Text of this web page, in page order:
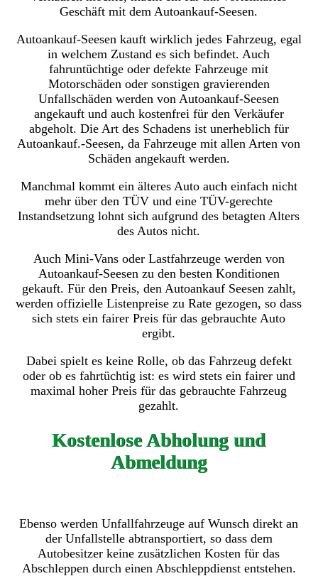
Geschäft mit dem Autoankauf-Seesen.
Autoankauf-Seesen kauft wirklich jedes Fahrzeug, egal
in welchem Zustand es sich befindet. Auch
fahruntüchtige oder defekte Fahrzeuge mit
Motorschäden oder sonstigen gravierenden
Unfallschäden werden von Autoankauf-Seesen
angekauft und auch kostenfrei für den Verkäufer
abgeholt. Die Art des Schadens ist unerheblich für
Autoankauf.-Seesen, da Fahrzeuge mit allen Arten von
Schäden angekauft werden.
Manchmal kommt ein älteres Auto auch einfach nicht
mehr über den TÜV und eine TÜV-gerechte
Instandsetzung lohnt sich aufgrund des betagten Alters
des Autos nicht.
Auch Mini-Vans oder Lastfahrzeuge werden von
Autoankauf-Seesen zu den besten Konditionen
gekauft. Für den Preis, den Autoankauf Seesen zahlt,
werden offizielle Listenpreise zu Rate gezogen, so dass
sich stets ein fairer Preis für das gebrauchte Auto
ergibt.
Dabei spielt es keine Rolle, ob das Fahrzeug defekt
oder ob es fahrtüchtig ist: es wird stets ein fairer und
maximal hoher Preis für das gebrauchte Fahrzeug
gezahlt.
Kostenlose Abholung und
Abmeldung
Ebenso werden Unfallfahrzeuge auf Wunsch direkt an
der Unfallstelle abtransportiert, so dass dem
Autobesitzer keine zusätzlichen Kosten für das
Abschleppen durch einen Abschleppdienst entstehen.